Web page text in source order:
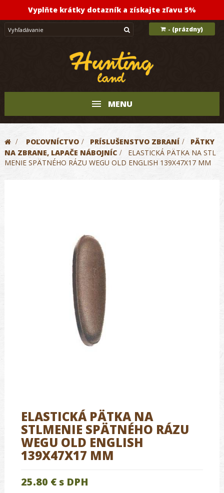
Vyplňte krátky dotazník a získajte zľavu 5%
- (prázdny)
MENU
> POĽOVNÍCTVO > PRÍSLUŠENSTVO ZBRANÍ >
PÄTKY
NA ZBRANE, LAPAČE NÁBOJNÍC >
ELASTICKÁ PÄTKA NA STL
MENIE SPÄTNÉHO RÁZU WEGU OLD ENGLISH 139X47X17 MM
ELASTICKÁ PÄTKA NA
STLMENIE SPÄTNÉHO RÁZU
WEGU OLD ENGLISH
139X47X17 MM
25.80 € s DPH